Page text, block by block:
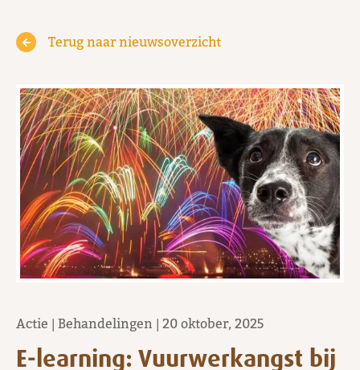
Terug naar nieuwsoverzicht
Actie|Behandelingen|20 oktober, 2025
E-learning: Vuurwerkangst bij